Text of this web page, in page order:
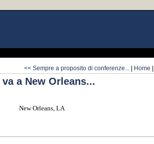
<< Sempre a proposito di conferenze... | Home |
a New Orleans...
New Orleans, LA